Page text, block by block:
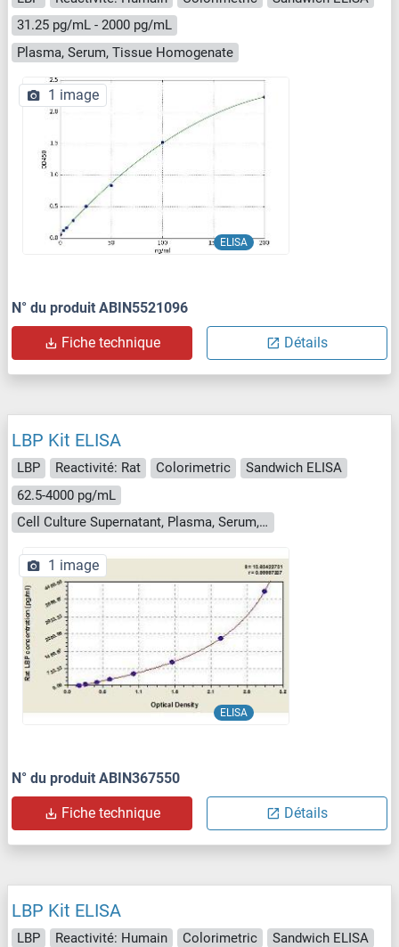
31.25 pg/mL - 2000 pg/mL
Plasma, Serum, Tissue Homogenate
ELISA
1 image
N° du produit ABIN5521096
Fiche technique Détails
LBP Kit ELISA
LBP Reactivité: Rat Colorimetric
Sandwich ELISA
62.5-4000 pg/mL
Cell Culture Supernatant, Plasma, Serum, Tissue Homogenate
ELISA
1 image
N° du produit ABIN367550
Fiche technique Détails
LBP Kit ELISA
LBP Reactivité: Humain Colorimetric
Sandwich ELISA